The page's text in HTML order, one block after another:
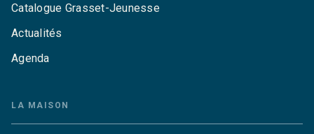
Catalogue Grasset-Jeunesse
Actualités
Agenda
LA MAISON